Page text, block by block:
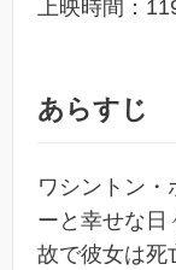
上映時間：
あらすじ
ワシントン・
ーと幸せな日
故で彼女は死